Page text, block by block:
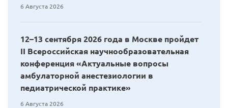
6 Августа 2026
12–13 сентября 2026 года в Москве пройдет
II Всероссийская научнообразовательная
конференция «Актуальные вопросы
амбулаторной анестезиологии в
педиатрической практике»
6 Августа 2026